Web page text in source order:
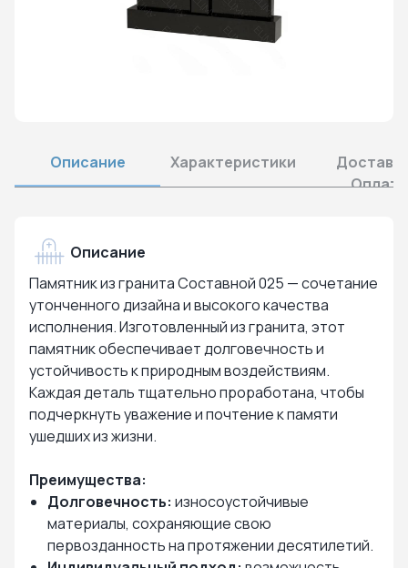
Описание Характеристики
Оплата
Описание
Памятник из гранита Составной 025 — сочетание
утонченного дизайна и высокого качества
исполнения. Изготовленный из гранита, этот
памятник обеспечивает долговечность и
устойчивость к природным воздействиям.
Каждая деталь тщательно проработана, чтобы
подчеркнуть уважение и почтение к памяти
ушедших из жизни.
Преимущества:
Долговечность: износоустойчивые
материалы, сохраняющие свою
первозданность на протяжении десятилетий.